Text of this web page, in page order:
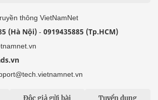
thông VietNamNet
(Hà Nội) - 0919435885 (Tp.HCM)